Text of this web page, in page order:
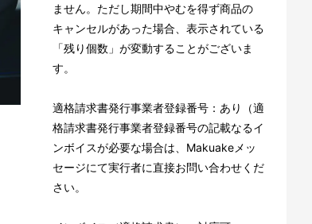
ません。ただし期間中やむを得ず商品の
キャンセルがあった場合、表示されている
「残り個数」が変動することがございま
す。
適格請求書発行事業者登録番号：あり（適
格請求書発行事業者登録番号の記載なるイ
ンボイスが必要な場合は、Makuakeメッ
セージにて実行者に直接お問い合わせくだ
さい。